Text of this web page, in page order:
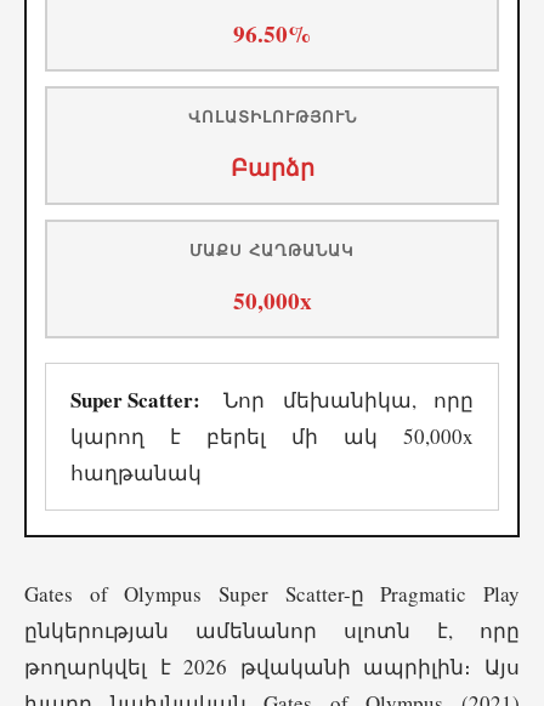
96.50%
ՎՈԼԱՏԻԼՈՒԹՅՈՒՆ
Բարձր
ՄԱՔՍ ՀԱՂԹԱՆԱԿ
50,000x
Super Scatter:
Նոր մեխանիկա, որը
կարող է բերել մի ակ 50,000x
հաղթանակ
Gates of Olympus Super Scatter-ը Pragmatic Play
ընկերության ամենանոր սլոտն է, որը
թողարկվել է 2026 թվականի ապրիլին։ Այս